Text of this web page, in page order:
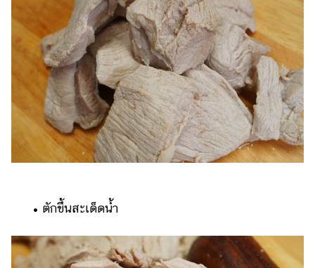
​​ •​ ​ตักขึ้นสะเด็ดน้ำ